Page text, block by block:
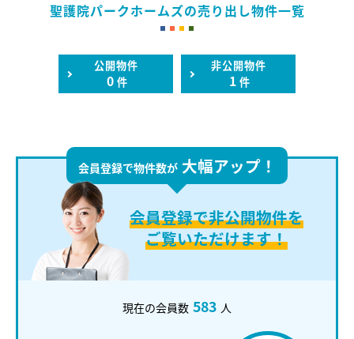
聖護院パークホームズの売り出し物件一覧
公開物件
0 件
非公開物件
1 件
会員登録で物件数が 大幅アップ！
会員登録で非公開物件を
ご覧いただけます！
現在の会員数 583 人